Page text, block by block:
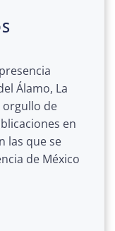
Álamo, La
orgullo de
en
las que se
de México